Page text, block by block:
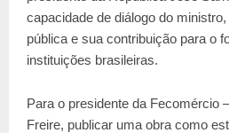
capacidade de diálogo do
pública e sua contribuição para o
instituições brasileiras.
Para o presidente da Fecomércio
Freire, publicar uma obra como